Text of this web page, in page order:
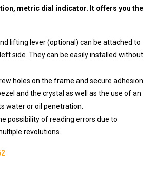
metric dial indicator. It offers you the
lifting lever (optional) can be attached to
side. They can be easily installed without
holes on the frame and secure adhesion
and the crystal as well as the use of an
water or oil penetration.
possibility of reading errors due to
revolutions.